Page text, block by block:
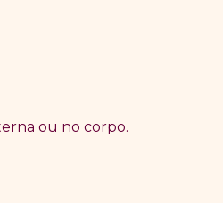
ou no corpo.